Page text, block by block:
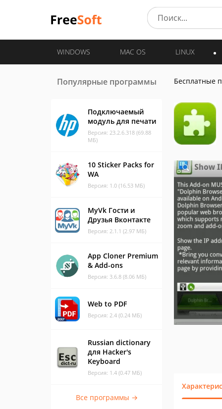
WINDOWS MAC OS LINUX
Популярные программы
Подключаемый
модуль для печати
Версия: 23.2.6.318 (69.88
МБ)
10 Sticker Packs for
WA
Версия: 1.0 (16.53 МБ)
MyVk Гости и
Друзья Вконтакте
Версия: 2.1.1 (2.97 МБ)
App Cloner Premium
& Add-ons
Версия: 3.6.8 (8.06 МБ)
Web to PDF
Версия: 2.4 (0.24 МБ)
Russian dictionary
для Hacker's
Keyboard
Версия: 1.4 (0.47 МБ)
Все программы →
Бесплатные